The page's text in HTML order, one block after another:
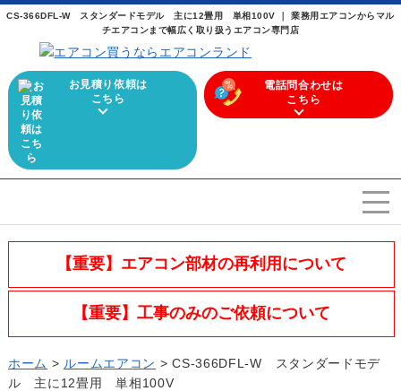
CS-366DFL-W スタンダードモデル 主に12畳用 単相100V ｜ 業務用エアコンからマル
チエアコンまで幅広く取り扱うエアコン専門店
お見積り依頼は
こちら
電話問合わせは
こちら
エアコンを選ぶ
Airconditioner search
店舗案内
施工実績
【重要】エアコン部材の再利用について
【重要】工事のみのご依頼について
ホーム > ルームエアコン >CS-366DFL-W スタンダードモデ
ル 主に12畳用 単相100V